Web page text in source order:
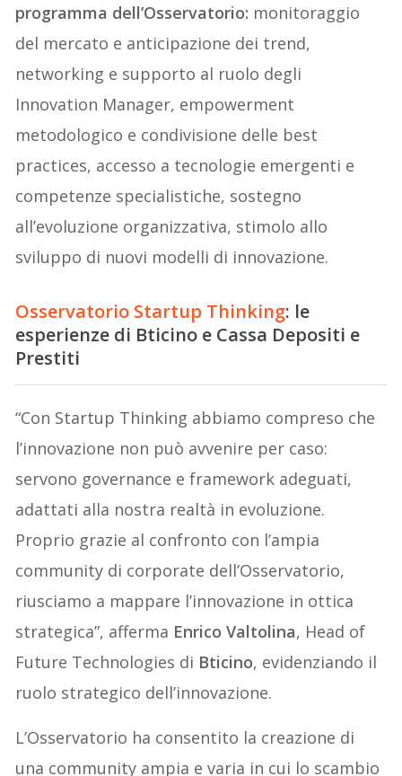
programma dell’Osservatorio: monitoraggio
del mercato e anticipazione dei trend,
networking e supporto al ruolo degli
Innovation Manager, empowerment
metodologico e condivisione delle best
practices, accesso a tecnologie emergenti e
competenze specialistiche, sostegno
all’evoluzione organizzativa, stimolo allo
sviluppo di nuovi modelli di innovazione.
Osservatorio Startup Thinking: le
esperienze di Bticino e Cassa Depositi e
Prestiti
“Con Startup Thinking abbiamo compreso che
l’innovazione non può avvenire per caso:
servono governance e framework adeguati,
adattati alla nostra realtà in evoluzione.
Proprio grazie al confronto con l’ampia
community di corporate dell’Osservatorio,
riusciamo a mappare l’innovazione in ottica
strategica”, afferma Enrico Valtolina, Head of
Future Technologies di Bticino, evidenziando il
ruolo strategico dell’innovazione.
L’Osservatorio ha consentito la creazione di
una community ampia e varia in cui lo scambio